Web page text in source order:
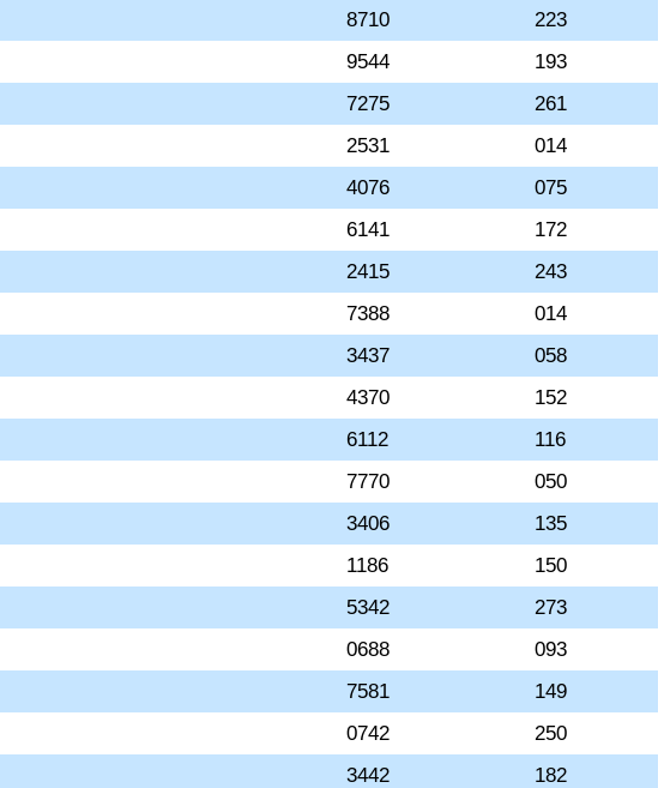
8710
223
9544
193
7275
261
2531
014
4076
075
6141
172
2415
243
7388
014
3437
058
4370
152
6112
116
7770
050
3406
135
1186
150
5342
273
0688
093
7581
149
0742
250
3442
182